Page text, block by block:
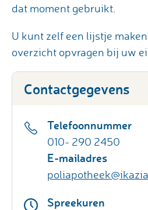
dat moment gebruikt.
U kunt zelf een lijstje
overzicht opvragen bij uw
Contactgegevens
Telefoonnummer
010- 290 2450
E-mailadres
Spreekuren